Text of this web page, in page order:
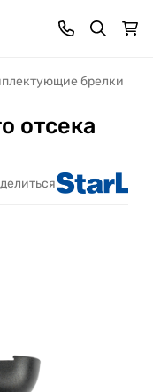
брелки
отсека